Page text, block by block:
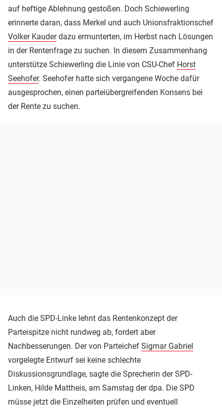
auf heftige Ablehnung gestoßen. Doch Schiewerling
erinnerte daran, dass Merkel und auch Unionsfraktionschef
Volker Kauderdazu ermunterten, im Herbst nach Lösungen
in der Rentenfrage zu suchen. In diesem Zusammenhang
unterstütze Schiewerling die Linie von CSU-Chef Horst
Seehofer. Seehofer hatte sich vergangene Woche dafür
ausgesprochen, einen parteiübergreifenden Konsens bei
der Rente zu suchen.
Auch die SPD-Linke lehnt das Rentenkonzept der
Parteispitze nicht rundweg ab, fordert aber
Nachbesserungen. Der von Parteichef Sigmar Gabriel
vorgelegte Entwurf sei keine schlechte
Diskussionsgrundlage, sagte die Sprecherin der SPD-
Linken, Hilde Mattheis, am Samstag der dpa. Die SPD
müsse jetzt die Einzelheiten prüfen und eventuell